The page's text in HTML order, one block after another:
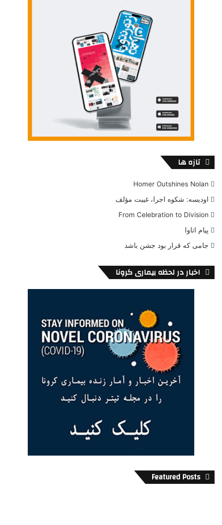
تازه ها
Homer Outshines Nolan
اودیسه: شکوه اجرا، غیبت مؤلف
From Celebration to Division
پیام اتاوا
جامی که قرار بود جشن باشد
اخبار در لحظه بیماری کرونا
Featured Posts